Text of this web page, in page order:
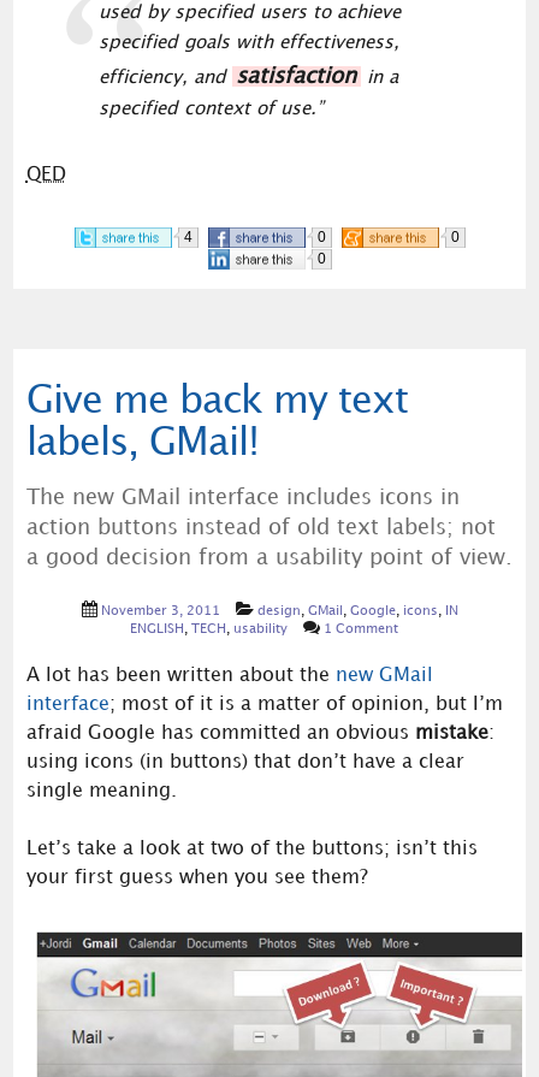
used by specified users to achieve
specified goals with effectiveness,
efficiency, and satisfaction
in a
specified context of use.”
QED
4 0
0
0
Give me back my text
labels, GMail!
The new GMail interface includes icons in
action buttons instead of old text labels; not
a good decision from a usability point of view.
November 3, 2011 design GMail Google, icons
IN
ENGLISH
TECH usability 1 Comment
A lot has been written about the new GMail
interface; most of it is a matter of opinion, but I’m
afraid Google has committed an obvious mistake:
using icons (in buttons) that don’t have a clear
single meaning.
Let’s take a look at two of the buttons; isn’t this
your first guess when you see them?